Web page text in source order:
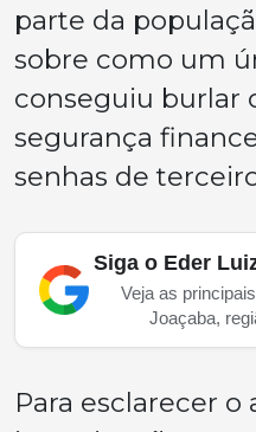
parte da
sobre como um
conseguiu burlar
segurança
senhas de
Siga o Eder
Veja as
Joaçaba,
Para esclarecer